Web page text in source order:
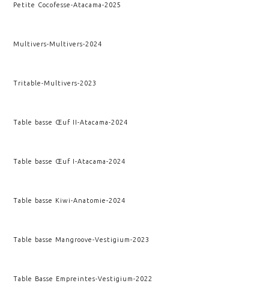
Petite Cocofesse-Atacama-2025
Multivers-Multivers-2024
Tritable-Multivers-2023
Table basse Œuf II-Atacama-2024
Table basse Œuf I-Atacama-2024
Table basse Kiwi-Anatomie-2024
Table basse Mangroove-Vestigium-2023
Table Basse Empreintes-Vestigium-2022